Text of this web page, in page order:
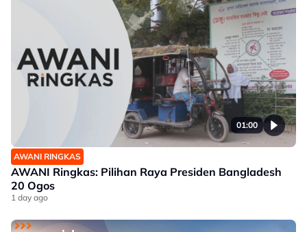
01:00
AWANI RINGKAS
AWANI Ringkas: Pilihan Raya Presiden Bangladesh
20 Ogos
1 day ago